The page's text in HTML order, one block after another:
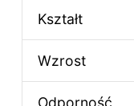
Kształt
Wzrost
Odporność